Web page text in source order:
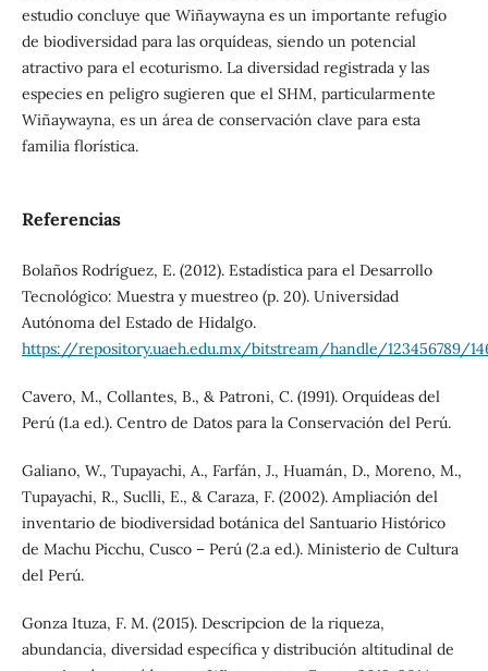
estudio concluye que Wiñaywayna es un importante refugio
de biodiversidad para las orquídeas, siendo un potencial
atractivo para el ecoturismo. La diversidad registrada y las
especies en peligro sugieren que el SHM, particularmente
Wiñaywayna, es un área de conservación clave para esta
familia florística.
Referencias
Bolaños Rodríguez, E. (2012). Estadística para el Desarrollo
Tecnológico: Muestra y muestreo (p. 20). Universidad
Autónoma del Estado de Hidalgo.
https://repository.uaeh.edu.mx/bitstream/handle/123456789/
Cavero, M., Collantes, B., & Patroni, C. (1991). Orquídeas del
Perú (1.a ed.). Centro de Datos para la Conservación del Perú.
Galiano, W., Tupayachi, A., Farfán, J., Huamán, D., Moreno, M.,
Tupayachi, R., Suclli, E., & Caraza, F. (2002). Ampliación del
inventario de biodiversidad botánica del Santuario Histórico
de Machu Picchu, Cusco – Perú (2.a ed.). Ministerio de Cultura
del Perú.
Gonza Ituza, F. M. (2015). Descripcion de la riqueza,
abundancia, diversidad específica y distribución altitudinal de